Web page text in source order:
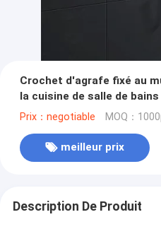
Crochet d'agrafe fixé au
la cuisine de salle de
Prix：negotiable MOQ：
meilleur prix
Description De Produit